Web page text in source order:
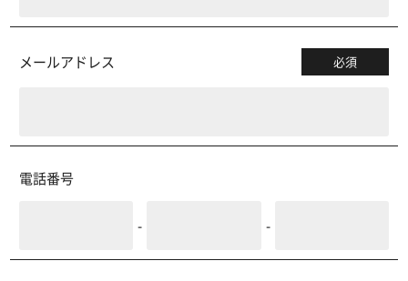
メールアドレス 必須
電話番号
- -